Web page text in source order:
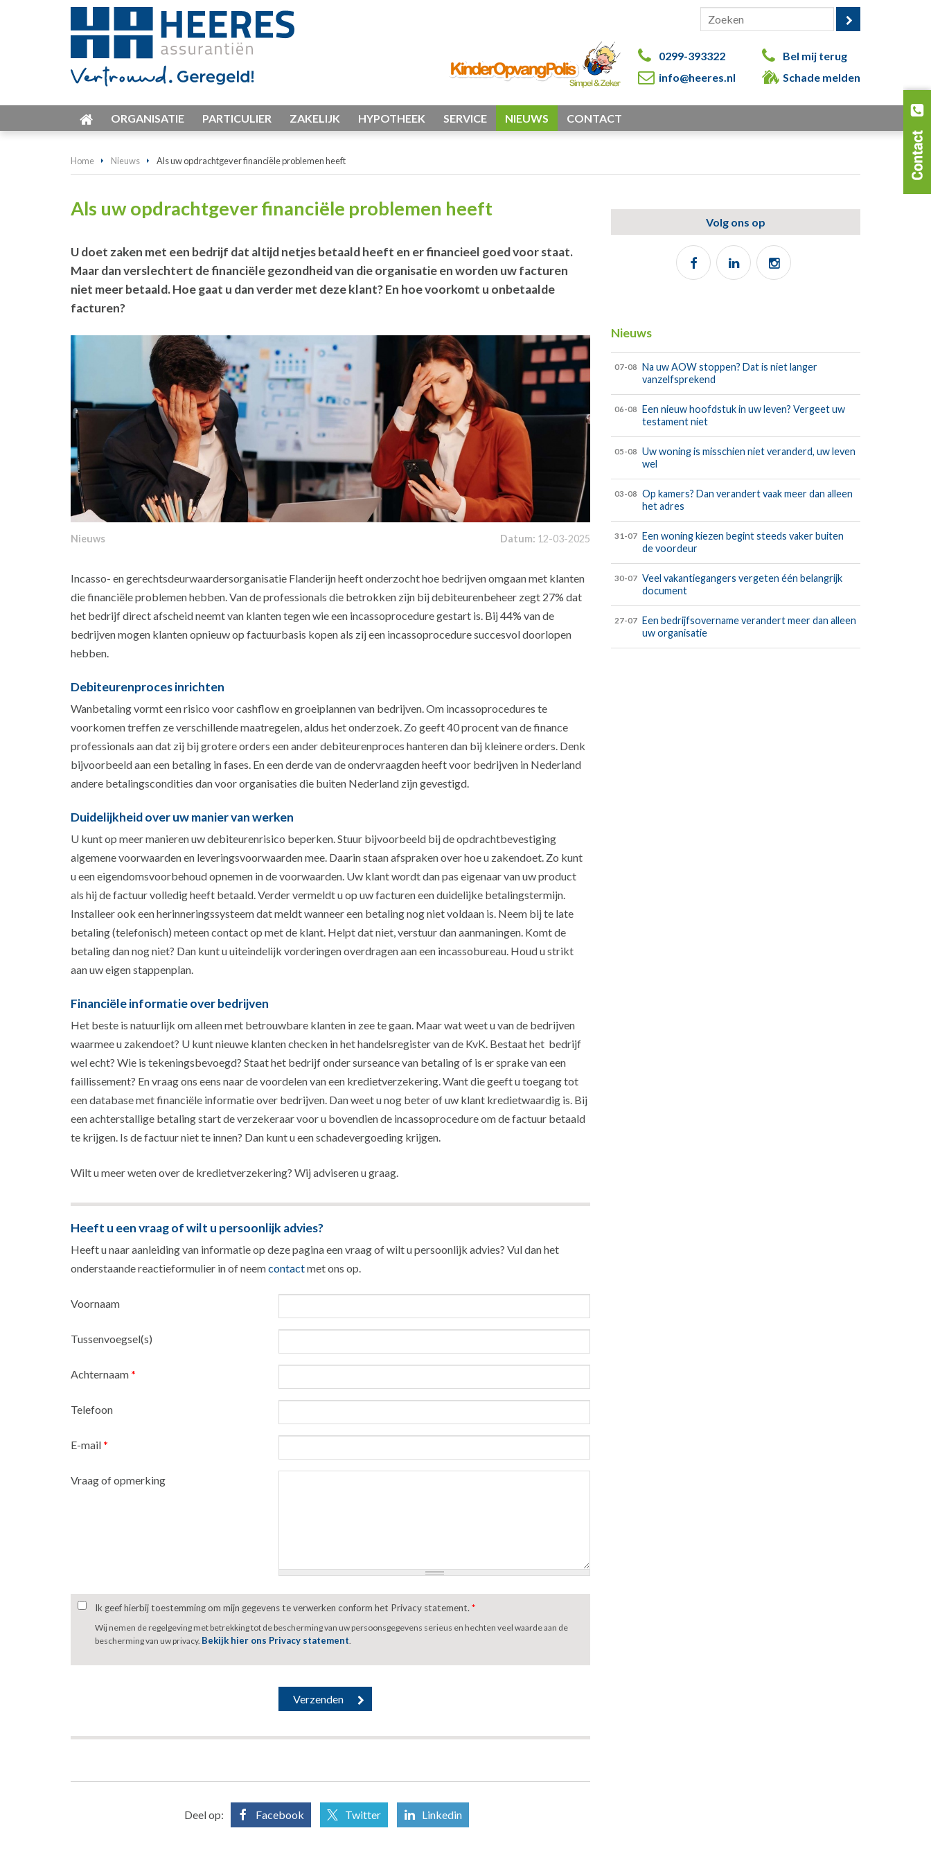
0299-393322
info@heeres.nl
Bel mij terug
Schade melden
ORGANISATIE PARTICULIER ZAKELIJK HYPOTHEEK SERVICE NIEUWS CONTACT
Home Nieuws Als uw opdrachtgever financiële problemen heeft
Als uw opdrachtgever financiële problemen heeft
U doet zaken met een bedrijf dat altijd netjes betaald heeft en er financieel goed voor staat.
Maar dan verslechtert de financiële gezondheid van die organisatie en worden uw facturen
niet meer betaald. Hoe gaat u dan verder met deze klant? En hoe voorkomt u onbetaalde
facturen?
Nieuws Datum: 12-03-2025
Incasso- en gerechtsdeurwaardersorganisatie Flanderijn heeft onderzocht hoe bedrijven omgaan met klanten
die financiële problemen hebben. Van de professionals die betrokken zijn bij debiteurenbeheer zegt 27% dat
het bedrijf direct afscheid neemt van klanten tegen wie een incassoprocedure gestart is. Bij 44% van de
bedrijven mogen klanten opnieuw op factuurbasis kopen als zij een incassoprocedure succesvol doorlopen
hebben.
Debiteurenproces inrichten
Wanbetaling vormt een risico voor cashflow en groeiplannen van bedrijven. Om incassoprocedures te
voorkomen treffen ze verschillende maatregelen, aldus het onderzoek. Zo geeft 40 procent van de finance
professionals aan dat zij bij grotere orders een ander debiteurenproces hanteren dan bij kleinere orders. Denk
bijvoorbeeld aan een betaling in fases. En een derde van de ondervraagden heeft voor bedrijven in Nederland
andere betalingscondities dan voor organisaties die buiten Nederland zijn gevestigd.
Duidelijkheid over uw manier van werken
U kunt op meer manieren uw debiteurenrisico beperken. Stuur bijvoorbeeld bij de opdrachtbevestiging
algemene voorwaarden en leveringsvoorwaarden mee. Daarin staan afspraken over hoe u zakendoet. Zo kunt
u een eigendomsvoorbehoud opnemen in de voorwaarden. Uw klant wordt dan pas eigenaar van uw product
als hij de factuur volledig heeft betaald. Verder vermeldt u op uw facturen een duidelijke betalingstermijn.
Installeer ook een herinneringssysteem dat meldt wanneer een betaling nog niet voldaan is. Neem bij te late
betaling (telefonisch) meteen contact op met de klant. Helpt dat niet, verstuur dan aanmaningen. Komt de
betaling dan nog niet? Dan kunt u uiteindelijk vorderingen overdragen aan een incassobureau. Houd u strikt
aan uw eigen stappenplan.
Financiële informatie over bedrijven
Het beste is natuurlijk om alleen met betrouwbare klanten in zee te gaan. Maar wat weet u van de bedrijven
waarmee u zakendoet? U kunt nieuwe klanten checken in het handelsregister van de KvK. Bestaat het bedrijf
wel echt? Wie is tekeningsbevoegd? Staat het bedrijf onder surseance van betaling of is er sprake van een
faillissement? En vraag ons eens naar de voordelen van een kredietverzekering. Want die geeft u toegang tot
een database met financiële informatie over bedrijven. Dan weet u nog beter of uw klant kredietwaardig is. Bij
een achterstallige betaling start de verzekeraar voor u bovendien de incassoprocedure om de factuur betaald
te krijgen. Is de factuur niet te innen? Dan kunt u een schadevergoeding krijgen.
Wilt u meer weten over de kredietverzekering? Wij adviseren u graag.
Heeft u een vraag of wilt u persoonlijk advies?
Heeft u naar aanleiding van informatie op deze pagina een vraag of wilt u persoonlijk advies? Vul dan het
onderstaande reactieformulier in of neemcontactmet ons op.
Voornaam
Tussenvoegsel(s)
Achternaam *
Telefoon
E-mail *
Vraag of opmerking
Ik geef hierbij toestemming om mijn gegevens te verwerken conform het Privacy statement. *
Wij nemen de regelgeving met betrekking tot de bescherming van uw persoonsgegevens serieus en hechten veel waarde aan de
bescherming van uw privacy. Bekijk hier ons Privacy statement
Deel op: Facebook Twitter Linkedin
Volg ons op
Nieuws
07-08
Na uw AOW stoppen? Dat is niet langer
vanzelfsprekend
06-08
Een nieuw hoofdstuk in uw leven? Vergeet uw
testament niet
05-08
Uw woning is misschien niet veranderd, uw leven
wel
03-08
Op kamers? Dan verandert vaak meer dan alleen
het adres
31-07 Een woning kiezen begint steeds vaker buiten
de voordeur
30-07 Veel vakantiegangers vergeten één belangrijk
document
27-07 Een bedrijfsovername verandert meer dan alleen
uw organisatie